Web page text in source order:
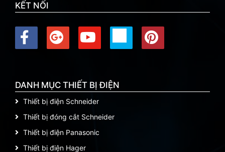
KẾT NỐI
DANH MỤC THIẾT BỊ ĐIỆN
Thiết bị điện Schneider
Thiết bị đóng cắt Schneider
Thiết bị điện Panasonic
Thiết bị điện Hager